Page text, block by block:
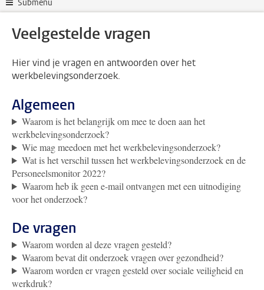
Submenu
Veelgestelde vragen
Hier vind je vragen en antwoorden over het
werkbelevingsonderzoek.
Algemeen
Waarom is het belangrijk om mee te doen aan het
werkbelevingsonderzoek?
Wie mag meedoen met het werkbelevingsonderzoek?
Wat is het verschil tussen het werkbelevingsonderzoek en de
Personeelsmonitor 2022?
Waarom heb ik geen e-mail ontvangen met een uitnodiging
voor het onderzoek?
De vragen
Waarom worden al deze vragen gesteld?
Waarom bevat dit onderzoek vragen over gezondheid?
Waarom worden er vragen gesteld over sociale veiligheid en
werkdruk?